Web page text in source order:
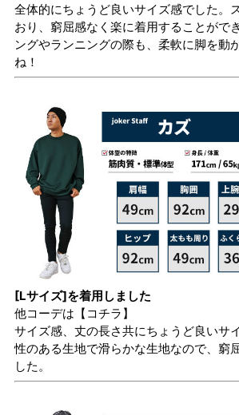
全体的にちょうど良いサイズ感でした。
おり、窮屈感なく楽に着用することがで
ングやランニングの際も、柔軟に脚を動
ね！
[Lサイズ]を着用しました
他コーデは 【コチラ】
サイズ感、丈の長さ共にちょうど良いサ
性のある生地で滑らかな生地なので、窮
した。